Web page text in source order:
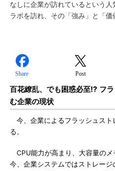
なしに企業が訪れているという
ラボを訪れ、その「強み」と「価
Share Post
百花繚乱、でも困惑必至!? フ
む企業の現状
今、企業によるフラッシュスト
る。
CPU能力が高まり、大容量のメ
今、企業システムではストレー